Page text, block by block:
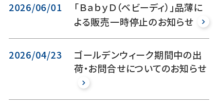
2026/06/01
「ＢａｂｙＤ（ベビーディ）」品薄に
よる販売一時停止のお知らせ
2026/04/23
ゴールデンウィーク期間中の出
荷・お問合せについてのお知らせ